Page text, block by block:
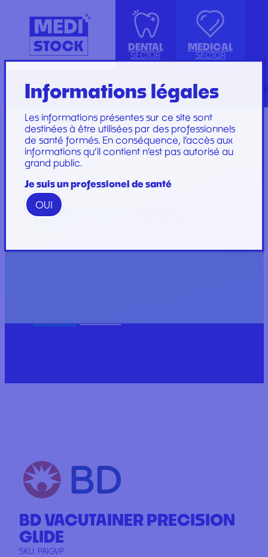
DENTAL
SECTOR
ISOLATION GOWN WITH COTTON
CUFFS
KIT INSTRUMENTS
LABORATOIRE
PLATEAU
PROTECTION
RESTORATION AND
GAMME
MEDICAL
SECTOR
ACCESSORIES
INJECTION, PRÉLÈVEMENT ET
PERFUSION
CONSOMMABLES
GYNECOLOGY
PROTECTION ET HYGIÈNE
DRESSING SET
PERFUSION SET
CARE SET
SUTURE SET
CARE AND
DRESSINGS
RechercheFrançais
/MEDICAL
BD VACUTAINER PRECISION
GLIDE
SKU: PAIGVP
Informations légales
Les informations présentes sur ce site sont
destinées à être utilisées par des professionnels
de santé formés. En conséquence, l’accès aux
informations qu’il contient n’est pas autorisé au
grand public.
Je suis un professionel de santé
OUI